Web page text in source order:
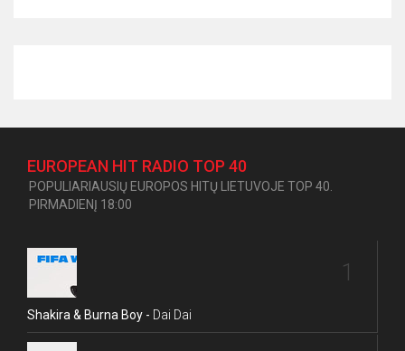
EUROPEAN HIT RADIO TOP 40
POPULIARIAUSIŲ EUROPOS HITŲ LIETUVOJE TOP 40.
PIRMADIENĮ 18:00
1
Shakira & Burna Boy - Dai Dai